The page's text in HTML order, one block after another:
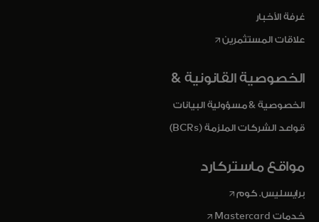
غرفة الأخبار
علاقات المستثمرينopens in a new tab
الخصوصية القانونية &
الخصوصية & مسؤولية البيانات
قواعد الشركات الملزمة (BCRs)
مواقع ماستركارد
برايسليس. كومopens in a new tab
خدمات Mastercard opens in a new tab